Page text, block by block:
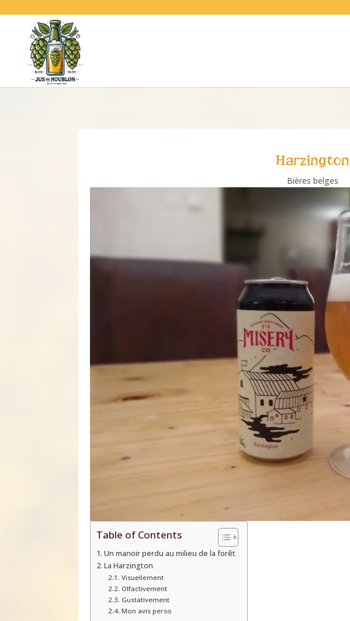
Harzington
Bières belges
Table of Contents
Un manoir perdu au milieu de la forêt
La Harzington
Visuellement
Olfactivement
Gustativement
Mon avis perso